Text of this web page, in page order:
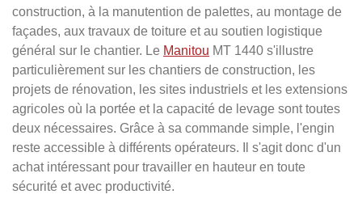
construction, à la manutention de palettes, au montage de
façades, aux travaux de toiture et au soutien logistique
général sur le chantier. Le Manitou MT 1440 s'illustre
particulièrement sur les chantiers de construction, les
projets de rénovation, les sites industriels et les extensions
agricoles où la portée et la capacité de levage sont toutes
deux nécessaires. Grâce à sa commande simple, l'engin
reste accessible à différents opérateurs. Il s'agit donc d'un
achat intéressant pour travailler en hauteur en toute
sécurité et avec productivité.